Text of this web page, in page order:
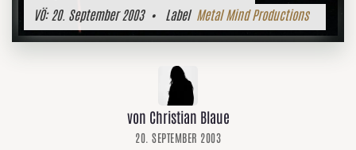
VÖ:20. September 2003• Label Metal Mind Productions
von Christian Blaue
20. SEPTEMBER 2003